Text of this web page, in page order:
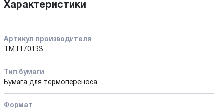
Характеристики
Артикул производителя
TMT170193
Тип бумаги
Бумага для термопереноса
Формат